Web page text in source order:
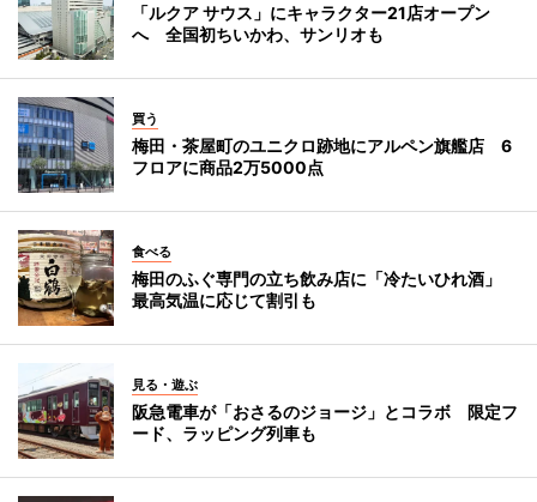
「ルクア サウス」にキャラクター21店オープン
へ 全国初ちいかわ、サンリオも
買う
梅田・茶屋町のユニクロ跡地にアルペン旗艦店 6
フロアに商品2万5000点
食べる
梅田のふぐ専門の立ち飲み店に「冷たいひれ酒」
最高気温に応じて割引も
見る・遊ぶ
阪急電車が「おさるのジョージ」とコラボ 限定フ
ード、ラッピング列車も